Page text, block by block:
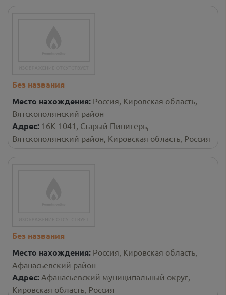
Без названия
Место нахождения: Россия, Кировская область,
Вятскополянский район
Адрес: 16К-1041, Старый Пинигерь,
Вятскополянский район, Кировская область, Россия
Без названия
Место нахождения: Россия, Кировская область,
Афанасьевский район
Адрес: Афанасьевский муниципальный округ,
Кировская область, Россия